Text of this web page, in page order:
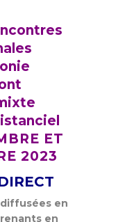
ET
2023
en
en